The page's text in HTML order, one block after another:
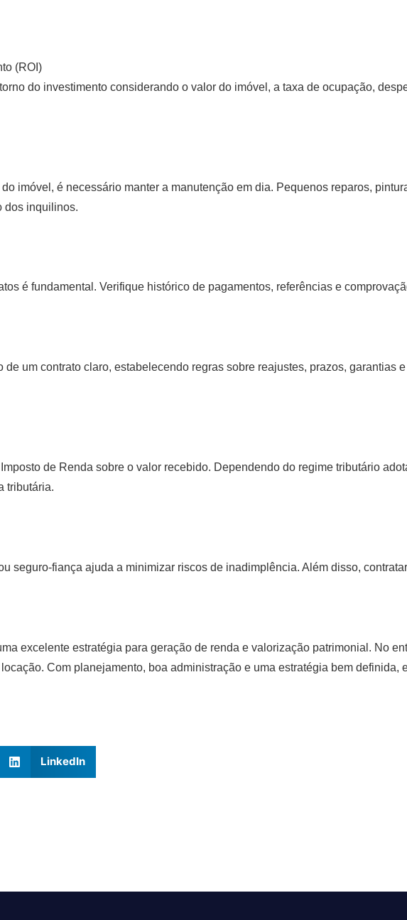
(ROI)
do investimento considerando o valor do imóvel, a taxa de ocupação,
imóvel, é necessário manter a manutenção em dia. Pequenos reparos,
dos inquilinos.
é fundamental. Verifique histórico de pagamentos, referências e
um contrato claro, estabelecendo regras sobre reajustes, prazos, garantias
de Renda sobre o valor recebido. Dependendo do regime tributário
tributária.
seguro-fiança ajuda a minimizar riscos de inadimplência. Além disso,
excelente estratégia para geração de renda e valorização patrimonial. No
Com planejamento, boa administração e uma estratégia bem
LinkedIn